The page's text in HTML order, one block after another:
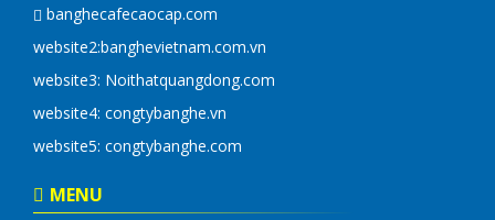
banghecafecaocap.com
website2:banghevietnam.com.vn
website3: Noithatquangdong.com
website4: congtybanghe.vn
website5: congtybanghe.com
MENU